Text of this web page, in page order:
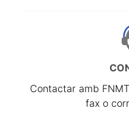
Contactar amb
fax o